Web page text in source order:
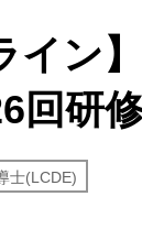
イン
回研
士(LCDE)